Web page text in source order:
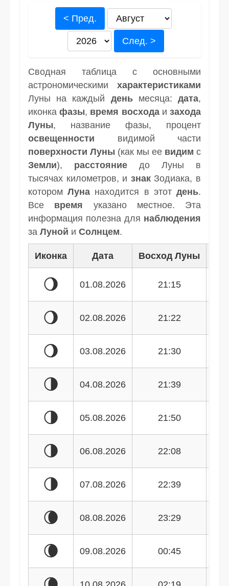
< Пред.
След. >
Сводная таблица с основными
астрономическими характеристиками
Луны на каждый деньмесяца:дата,
иконкафазы, время восходаизахода
Луны, название фазы, процент
освещенности видимой части
поверхности Луны (как мы ее видим с
Земли), расстояние до Луны в
тысячах километров, и знакЗодиака, в
которомЛуна находится в этотдень.
Все время указано местное. Эта
информация полезна для наблюдения
за Луной и Солнцем.
Иконка Дата Восход Луны
🌖 01.08.2026 21:15
🌖 02.08.2026 21:22
🌖 03.08.2026 21:30
🌗 04.08.2026 21:39
🌗 05.08.2026 21:50
🌗 06.08.2026 22:08
🌗 07.08.2026 22:39
🌘 08.08.2026 23:29
🌘 09.08.2026 00:45